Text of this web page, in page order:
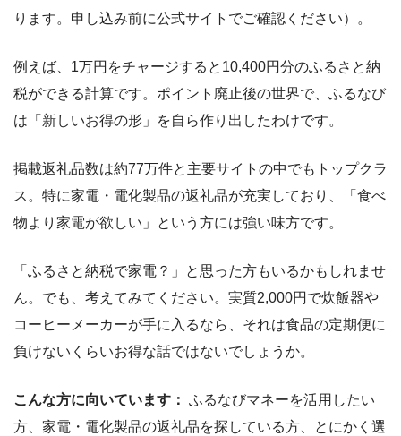
ります。申し込み前に公式サイトでご確認ください）。
例えば、1万円をチャージすると10,400円分のふるさと納
税ができる計算です。ポイント廃止後の世界で、ふるなび
は「新しいお得の形」を自ら作り出したわけです。
掲載返礼品数は約77万件と主要サイトの中でもトップクラ
ス。特に家電・電化製品の返礼品が充実しており、「食べ
物より家電が欲しい」という方には強い味方です。
「ふるさと納税で家電？」と思った方もいるかもしれませ
ん。でも、考えてみてください。実質2,000円で炊飯器や
コーヒーメーカーが手に入るなら、それは食品の定期便に
負けないくらいお得な話ではないでしょうか。
こんな方に向いています： ふるなびマネーを活用したい
方、家電・電化製品の返礼品を探している方、とにかく選